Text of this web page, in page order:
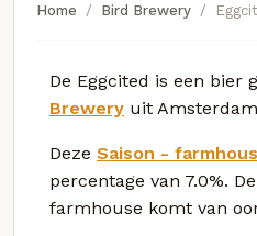
Home Bird Brewery
De Eggcited is een bier
Brewery uit
Deze Saison -
percentage van 7.0%.
farmhouse komt van